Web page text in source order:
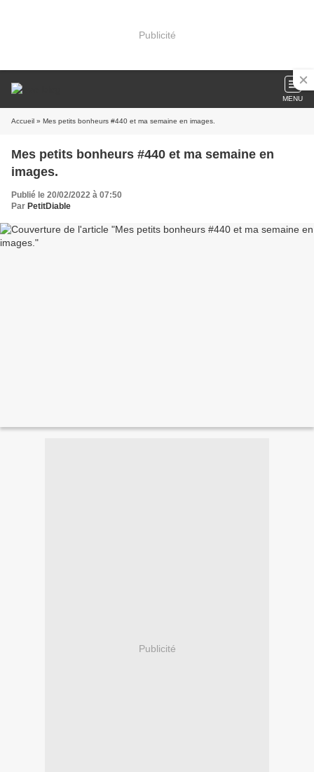
Publicité
MENU
Accueil » Mes petits bonheurs #440 et ma semaine en images.
Mes petits bonheurs #440 et ma semaine en
images.
Publié le 20/02/2022 à 07:50
Par PetitDiable
Publicité